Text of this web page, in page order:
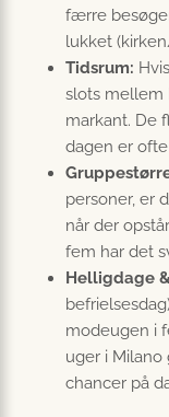
færre
lukket
Tidsrum:
slots mellem
markant. De
dagen er
personer, er
når der
fem har det
Helligdage
modeugen i
uger i
chancer på